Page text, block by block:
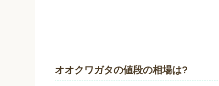
オオクワガタの値段の相場は?